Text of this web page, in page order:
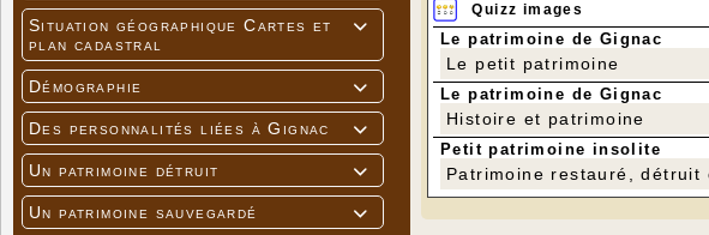

Situation géographique Cartes et
plan cadastral

Démographie

Des personnalités liées à Gignac

Un patrimoine détruit

Un patrimoine sauvegardé
Quizz images
Le patrimoine de Gignac
Le petit patrimoine
Le patrimoine de Gignac
Histoire et patrimoine
Petit patrimoine insolite
Patrimoine restauré, détruit